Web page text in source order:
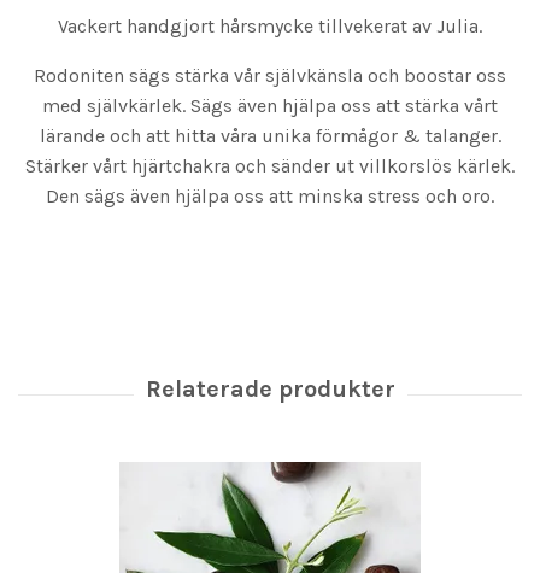
Vackert handgjort hårsmycke tillvekerat av Julia.
Rodoniten sägs stärka vår självkänsla och boostar oss
med självkärlek. Sägs även hjälpa oss att stärka vårt
lärande och att hitta våra unika förmågor & talanger.
Stärker vårt hjärtchakra och sänder ut villkorslös kärlek.
Den sägs även hjälpa oss att minska stress och oro.